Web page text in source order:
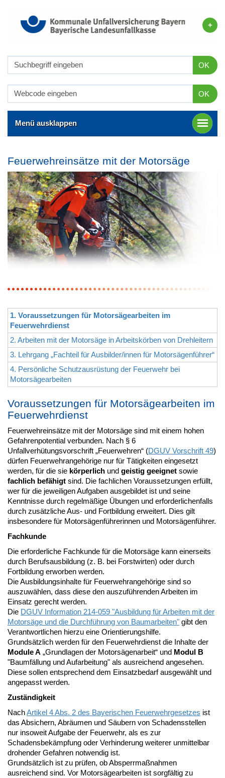
OK
OK
Menü ausklappen
Feuerwehreinsätze mit der Motorsäge
1. Voraussetzungen für Motorsägearbeiten im
Feuerwehrdienst
2. Arbeiten mit der Motorsäge in Arbeitskörben von Drehleitern
3. Lehrgang „Fachteil für Ausbilder/innen für Motorsägenführer“
4. Persönliche Schutzausrüstung der Feuerwehr bei
Motorsägearbeiten
Voraussetzungen für Motorsägearbeiten im
Feuerwehrdienst
Feuerwehreinsätze mit der Motorsäge sind mit einem hohen
Gefahrenpotential verbunden. Nach § 6
Unfallverhütungsvorschrift „Feuerwehren“ (DGUV Vorschrift 49)
dürfen Feuerwehrangehörige nur für Tätigkeiten eingesetzt
werden, für die sie körperlich und geistig geeignet sowie
fachlich befähigt sind. Die fachlichen Voraussetzungen erfüllt,
wer für die jeweiligen Aufgaben ausgebildet ist und seine
Kenntnisse durch regelmäßige Übungen und erforderlichenfalls
durch zusätzliche Aus- und Fortbildung erweitert. Dies gilt
insbesondere für Motorsägenführerinnen und Motorsägenführer.
Fachkunde
Die erforderliche Fachkunde für die Motorsäge kann einerseits
durch Berufsausbildung (z. B. bei Forstwirten) oder durch
Fortbildung erworben werden.
Die Ausbildungsinhalte für Feuerwehrangehörige sind so
auszuwählen, dass diese den auszuführenden Arbeiten im
Einsatz gerecht werden.
Die DGUV Information 214-059 "Ausbildung für Arbeiten mit der
Motorsäge und die Durchführung von Baumarbeiten" gibt den
Verantwortlichen hierzu eine Orientierungshilfe.
Grundsätzlich werden für den Feuerwehrdienst die Inhalte der
Module A „Grundlagen der Motorsägenarbeit“ und Modul B
"Baumfällung und Aufarbeitung" als ausreichend angesehen.
Diese sollen entsprechend dem Einsatzbedarf ausgewählt und
angepasst werden.
Zuständigkeit
NachArtikel 4 Abs. 2 des Bayerischen Feuerwehrgesetzes ist
das Absichern, Abräumen und Säubern von Schadensstellen
nur insoweit Aufgabe der Feuerwehr, als es zur
Schadensbekämpfung oder Verhinderung weiterer unmittelbar
drohender Gefahren notwendig ist.
Grundsätzlich ist zu prüfen, ob Absperrmaßnahmen
ausreichend sind. Vor Motorsägearbeiten ist sorgfältig zu